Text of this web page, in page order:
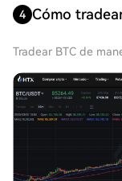
4 Cómo
Tradear BTC de